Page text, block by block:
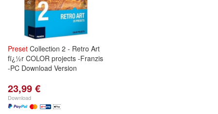
Preset Collection 2 - Retro Art
fï¿½r COLOR projects -Franzis
-PC Download Version
23,99 €
Download